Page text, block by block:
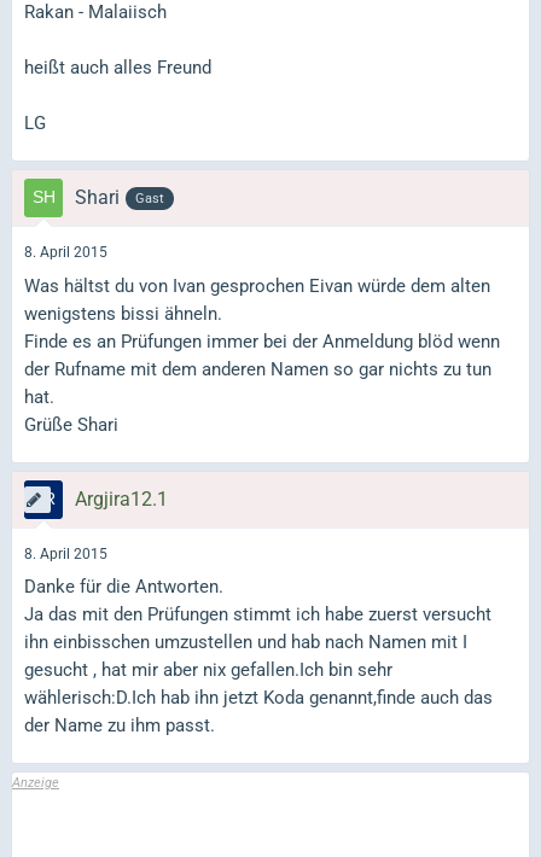
Rakan - Malaiisch
heißt auch alles Freund
LG
Shari Gast
8. April 2015
Was hältst du von Ivan gesprochen Eivan würde dem alten
wenigstens bissi ähneln.
Finde es an Prüfungen immer bei der Anmeldung blöd wenn
der Rufname mit dem anderen Namen so gar nichts zu tun
hat.
Grüße Shari
Argjira12.1
8. April 2015
Danke für die Antworten.
Ja das mit den Prüfungen stimmt ich habe zuerst versucht
ihn einbisschen umzustellen und hab nach Namen mit I
gesucht , hat mir aber nix gefallen.Ich bin sehr
wählerisch:D.Ich hab ihn jetzt Koda genannt,finde auch das
der Name zu ihm passt.